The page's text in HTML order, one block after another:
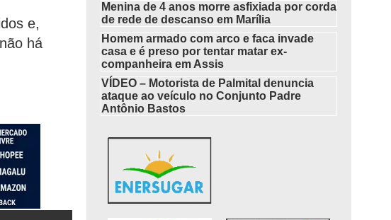
e,
há
Menina de 4 anos morre asfixiada por corda
de rede de descanso em Marília
Homem armado com arco e faca invade
casa e é preso por tentar matar ex-
companheira em Assis
VÍDEO – Motorista de Palmital denuncia
ataque ao veículo no Conjunto Padre
Antônio Bastos